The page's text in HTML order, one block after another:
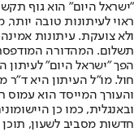
"ישראל היום" הוא גוף
ראוי לעיתונות טובה
ולא צועקת. עיתונות
הפך "ישראל היום" לעיתון
חול. מו"ל העיתון היא ד"ר
והעורך המייסד הוא עמוס
חדשות מסביב לשעון, תוכן